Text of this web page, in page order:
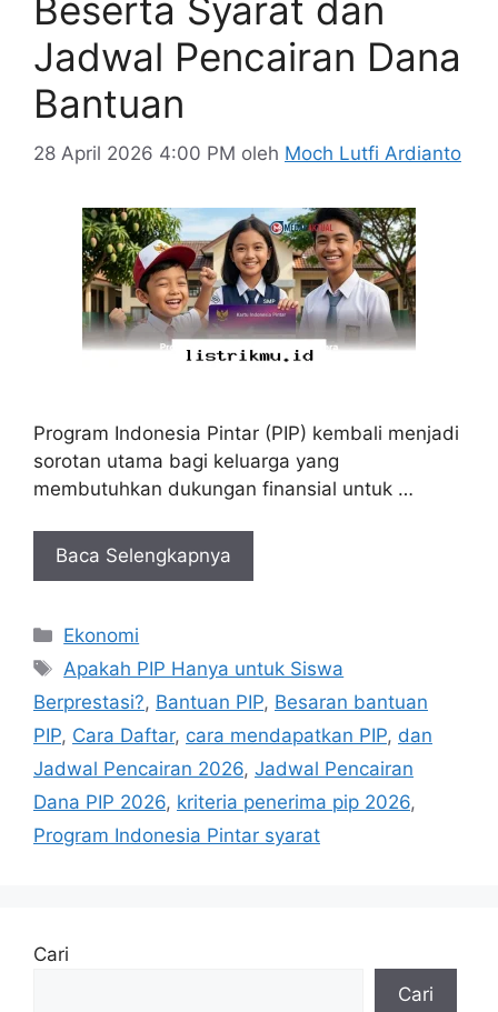
Beserta Syarat dan
Jadwal Pencairan Dana
Bantuan
28 April 2026 4:00 PM oleh Moch Lutfi Ardianto
Program Indonesia Pintar (PIP) kembali menjadi
sorotan utama bagi keluarga yang
membutuhkan dukungan finansial untuk …
Baca Selengkapnya
Kategori
Ekonomi
Tag
Apakah PIP Hanya untuk Siswa
Berprestasi?, Bantuan PIP, Besaran bantuan
PIP, Cara Daftar, cara mendapatkan PIP, dan
Jadwal Pencairan 2026, Jadwal Pencairan
Dana PIP 2026, kriteria penerima pip 2026,
Program Indonesia Pintar syarat
Cari
Cari